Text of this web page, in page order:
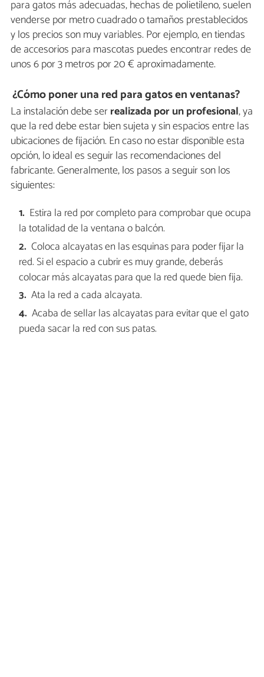
para gatos más adecuadas, hechas de polietileno, suelen
venderse por metro cuadrado o tamaños prestablecidos
y los precios son muy variables. Por ejemplo, en tiendas
de accesorios para mascotas puedes encontrar redes de
unos 6 por 3 metros por 20 € aproximadamente.
¿Cómo poner una red para gatos en ventanas?
La instalación debe serrealizada por un profesional, ya
que la red debe estar bien sujeta y sin espacios entre las
ubicaciones de fijación. En caso no estar disponible esta
opción, lo ideal es seguir las recomendaciones del
fabricante. Generalmente, los pasos a seguir son los
siguientes:
Estira la red por completo para comprobar que ocupa
la totalidad de la ventana o balcón.
Coloca alcayatas en las esquinas para poder fijar la
red. Si el espacio a cubrir es muy grande, deberás
colocar más alcayatas para que la red quede bien fija.
Ata la red a cada alcayata.
Acaba de sellar las alcayatas para evitar que el gato
pueda sacar la red con sus patas.